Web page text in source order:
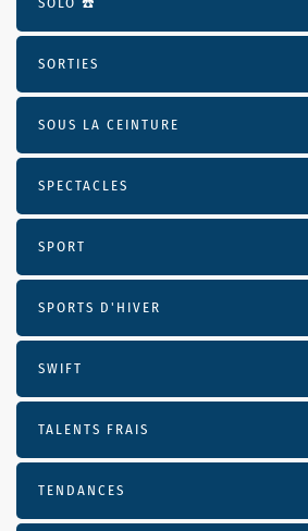
SORTIES
SOUS LA CEINTURE
SPECTACLES
SPORT
SPORTS D'HIVER
SWIFT
TALENTS FRAIS
TENDANCES